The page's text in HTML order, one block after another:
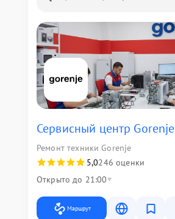
Сервисный центр Gorenje
Ремонт техники Gorenje
5,0246 оценки
Открыто до 21:00
Маршрут